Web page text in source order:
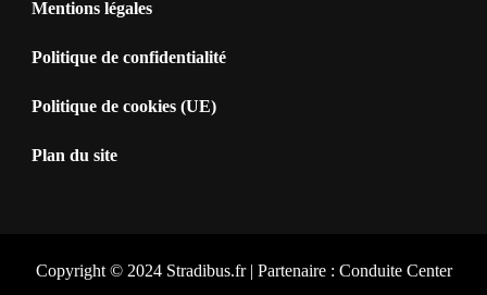
Mentions légales
Politique de confidentialité
Politique de cookies (UE)
Plan du site
Copyright © 2024 Stradibus.fr | Partenaire : Conduite Center